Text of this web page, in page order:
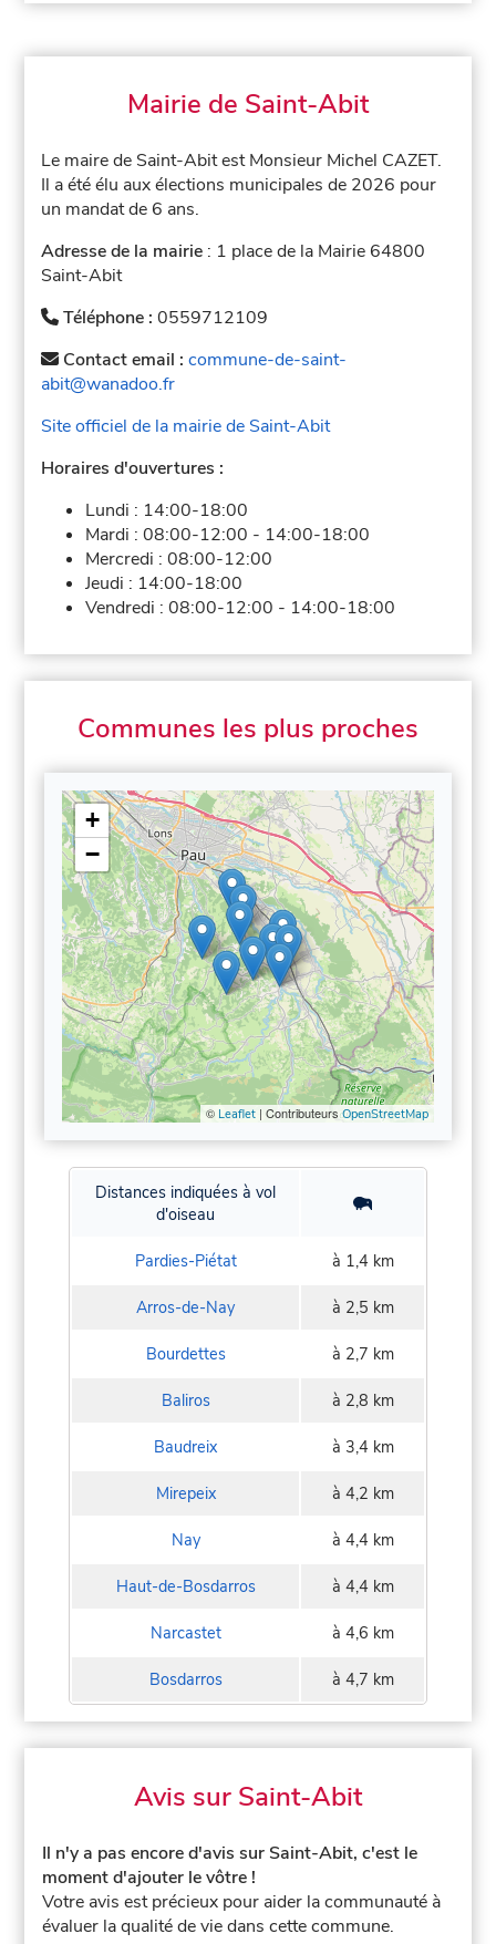
Mairie de Saint-Abit
Le maire de Saint-Abit est Monsieur Michel CAZET.
Il a été élu aux élections municipales de 2026 pour
un mandat de 6 ans.
Adresse de la mairie : 1 place de la Mairie 64800
Saint-Abit
Téléphone :0559712109
Contact email :commune-de-saint-
abit@wanadoo.fr
Site officiel de la mairie de Saint-Abit
Horaires d'ouvertures :
Lundi : 14:00-18:00
Mardi :08:00-12:00 - 14:00-18:00
Mercredi :08:00-12:00
Jeudi : 14:00-18:00
Vendredi :08:00-12:00 - 14:00-18:00
Communes les plus proches
+
−
© Leaflet| ContributeursOpenStreetMap
Distances indiquées à vol
d'oiseau
Pardies-Piétat à 1,4 km
Arros-de-Nay à 2,5 km
Bourdettes à 2,7 km
Baliros à 2,8 km
Baudreix à 3,4 km
Mirepeix à 4,2 km
Nay à 4,4 km
Haut-de-Bosdarros à 4,4 km
Narcastet à 4,6 km
Bosdarros à 4,7 km
Avis sur Saint-Abit
Il n'y a pas encore d'avis sur Saint-Abit, c'est le
moment d'ajouter le vôtre !
Votre avis est précieux pour aider la communauté à
évaluer la qualité de vie dans cette commune.